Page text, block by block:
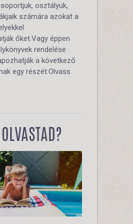
osztályuk,
számára azokat a
őket.Vagy éppen
rendelése
a következő
egy részét.Olvass